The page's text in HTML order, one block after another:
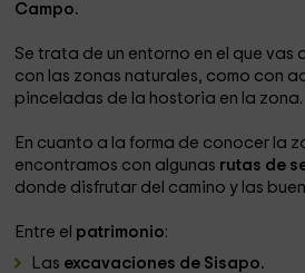
Campo.
Se trata de un entorno en el que
con las zonas naturales, como con
pinceladas de la hostoria en la zona.
En cuanto a la forma de conocer la
encontramos con algunas rutas de
donde disfrutar del camino y las
Entre el patrimonio:
Las excavaciones de Sisapo.